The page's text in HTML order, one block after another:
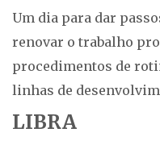
Um dia para dar
renovar o trabalho
procedimentos de
linhas de
LIBRA